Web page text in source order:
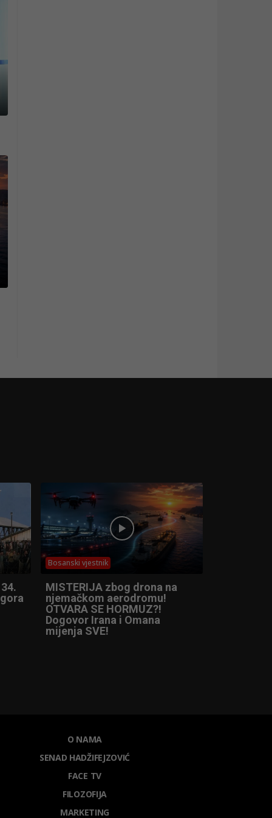
Bosanski vjestnik
MISTERIJA zbog drona na
njemačkom aerodromu!
OTVARA SE HORMUZ?!
Dogovor Irana i Omana
mijenja SVE!
O NAMA
SENAD HADŽIFEJZOVIĆ
FACE TV
FILOZOFIJA
MARKETING